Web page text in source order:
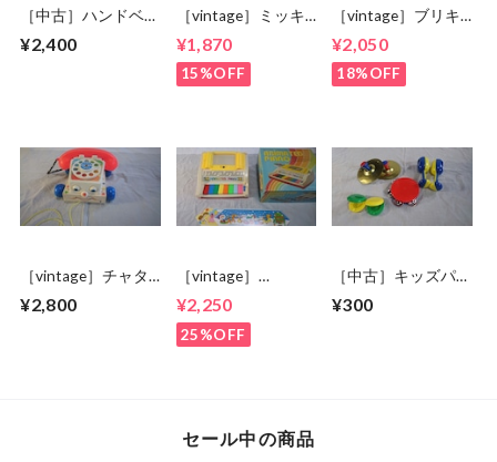
［中古］ハンドベ
8音
¥2,400
［vintage］ミッキ
¥1,870
15%OFF
［vintage］ブリキ
¥2,050
18%OFF
［vintage］チャタ
¥2,800
［vintage］
¥2,250
25%OFF
［中古］キッズパー
¥300
セール中の商品